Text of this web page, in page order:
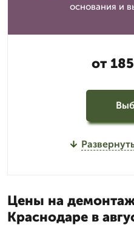
основания и
от
Цены на
Краснодаре в